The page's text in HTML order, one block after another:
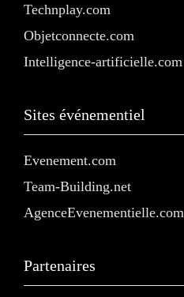
Technplay.com
Objetconnecte.com
Intelligence-artificielle.com
Sites événementiel
Evenement.com
Team-Building.net
AgenceEvenementielle.com
Partenaires